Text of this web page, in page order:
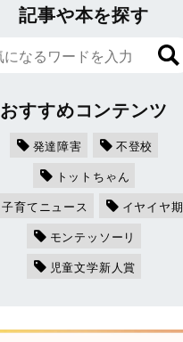
記事や本を探す
おすすめコンテンツ
発達障害
不登校
トットちゃん
子育てニュース
イヤイヤ期
モンテッソーリ
児童文学新人賞